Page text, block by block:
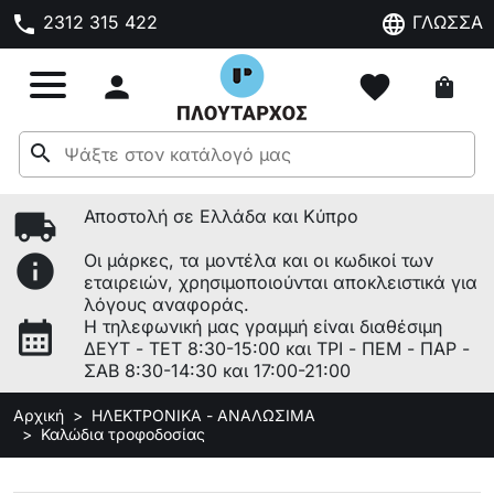
phone 2312 315 422 language ΓΛΩΣΣΑ
 favorite shopping_bag
search
local_shipping Αποστολή σε Ελλάδα και Κύπρο
info
Οι μάρκες, τα μοντέλα και οι κωδικοί των
εταιρειών, χρησιμοποιούνται αποκλειστικά για
λόγους αναφοράς.
calendar_month
Η τηλεφωνική μας γραμμή είναι διαθέσιμη
ΔΕΥΤ - ΤΕΤ 8:30-15:00 και ΤΡΙ - ΠΕΜ - ΠΑΡ -
ΣΑΒ 8:30-14:30 και 17:00-21:00
Αρχική
ΗΛΕΚΤΡΟΝΙΚΑ - ΑΝΑΛΩΣΙΜΑ
Καλώδια τροφοδοσίας